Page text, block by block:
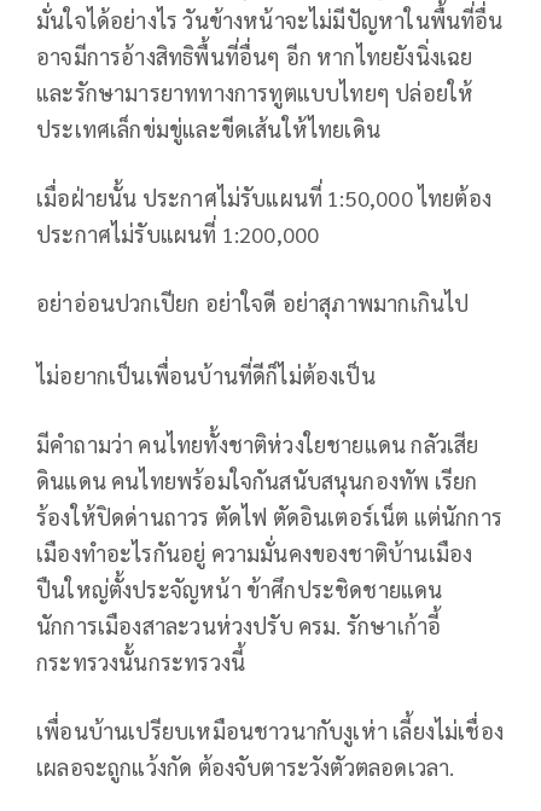
มั่นใจได้อย่างไร วันข้างหน้าจะไม่มีปัญหาในพื้นที่อื่น
อาจมีการอ้างสิทธิพื้นที่อื่นๆ อีก หากไทยยังนิ่งเฉย
และรักษามารยาททางการทูตแบบไทยๆ ปล่อยให้
ประเทศเล็กข่มขู่และขีดเส้นให้ไทยเดิน
เมื่อฝ่ายนั้น ประกาศไม่รับแผนที่ 1:50,000 ไทยต้อง
ประกาศไม่รับแผนที่ 1:200,000
อย่าอ่อนปวกเปียก อย่าใจดี อย่าสุภาพมากเกินไป
ไม่อยากเป็นเพื่อนบ้านที่ดีก็ไม่ต้องเป็น
มีคำถามว่า คนไทยทั้งชาติห่วงใยชายแดน กลัวเสีย
ดินแดน คนไทยพร้อมใจกันสนับสนุนกองทัพ เรียก
ร้องให้ปิดด่านถาวร ตัดไฟ ตัดอินเตอร์เน็ต แต่นักการ
เมืองทำอะไรกันอยู่ ความมั่นคงของชาติบ้านเมือง
ปืนใหญ่ตั้งประจัญหน้า ข้าศึกประชิดชายแดน
นักการเมืองสาละวนห่วงปรับ ครม. รักษาเก้าอี้
กระทรวงนั้นกระทรวงนี้
เพื่อนบ้านเปรียบเหมือนชาวนากับงูเห่า เลี้ยงไม่เชื่อง
เผลอจะถูกแว้งกัด ต้องจับตาระวังตัวตลอดเวลา.